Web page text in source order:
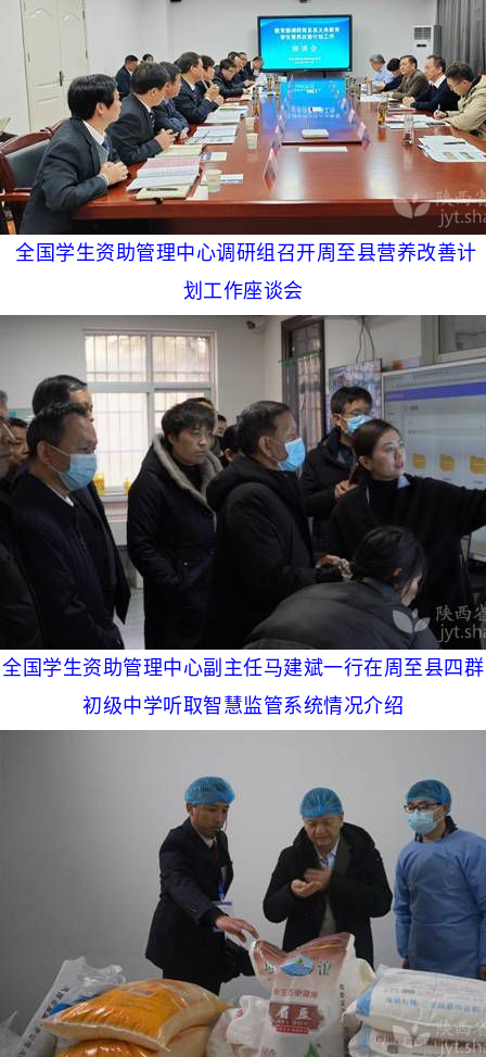
全国学生资助管理中心调研组召开周至县营养改善计
划工作座谈会
全国学生资助管理中心副主任马建斌一行在周至县四群
初级中学听取智慧监管系统情况介绍